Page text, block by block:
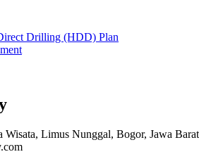
Drilling (HDD) Plan
Limus Nunggal, Bogor, Jawa